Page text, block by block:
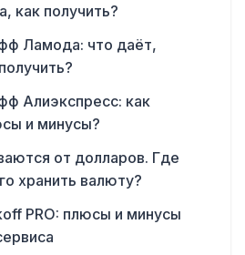
как получить?
Ламода: что даёт,
Алиэкспресс: как
и минусы?
от долларов. Где
хранить валюту?
PRO: плюсы и минусы